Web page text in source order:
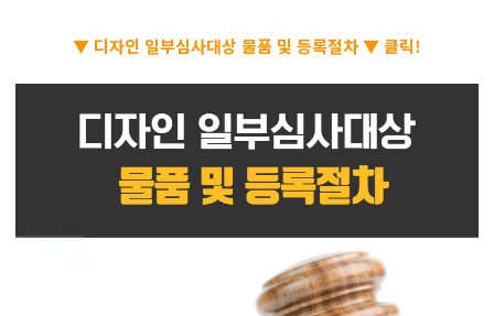
▼ 디자인 일부심사대상 물품 및 등록절차 ▼ 클릭!